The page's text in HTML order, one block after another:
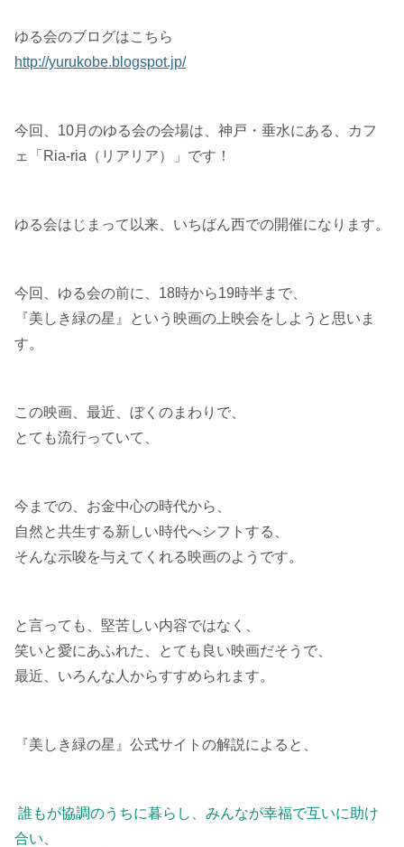
ゆる会のブログはこちら
http://yurukobe.blogspot.jp/
今回、10月のゆる会の会場は、神戸・垂水にある、カフ
ェ「Ria-ria（リアリア）」です！
ゆる会はじまって以来、いちばん西での開催になります。
今回、ゆる会の前に、18時から19時半まで、
『美しき緑の星』という映画の上映会をしようと思いま
す。
この映画、最近、ぼくのまわりで、
とても流行っていて、
今までの、お金中心の時代から、
自然と共生する新しい時代へシフトする、
そんな示唆を与えてくれる映画のようです。
と言っても、堅苦しい内容ではなく、
笑いと愛にあふれた、とても良い映画だそうで、
最近、いろんな人からすすめられます。
『美しき緑の星』公式サイトの解説によると、
誰もが協調のうちに暮らし、みんなが幸福で互いに助け
合い、